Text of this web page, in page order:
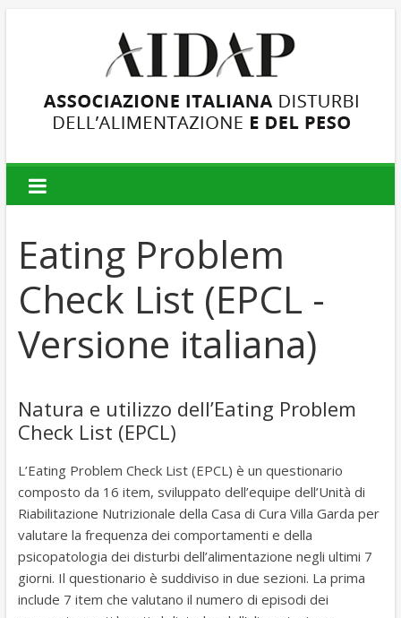
AIDAP
Associazione
Disturbi
dell'Alimentazione
e
del
Peso
Eating Problem
Check List (EPCL -
Versione italiana)
Natura e utilizzo dell’Eating Problem
Check List (EPCL)
L’Eating Problem Check List (EPCL) è un questionario
composto da 16 item, sviluppato dell’equipe dell’Unità di
Riabilitazione Nutrizionale della Casa di Cura Villa Garda per
valutare la frequenza dei comportamenti e della
psicopatologia dei disturbi dell’alimentazione negli ultimi 7
giorni. Il questionario è suddiviso in due sezioni. La prima
include 7 item che valutano il numero di episodi dei